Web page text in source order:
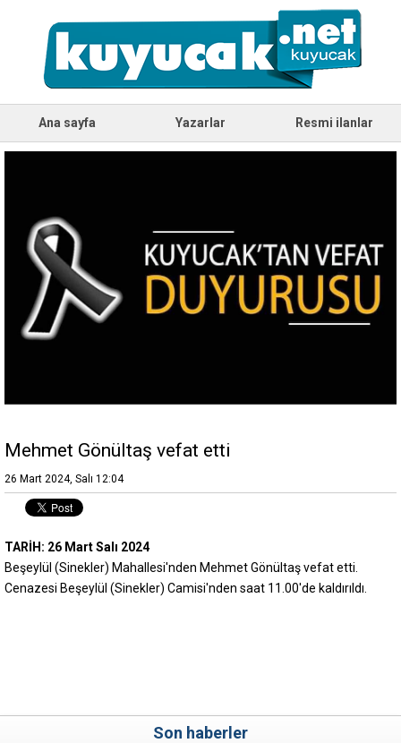
Ana sayfa Yazarlar Resmi ilanlar
Mehmet Gönültaş vefat etti
26 Mart 2024, Salı 12:04
TARİH: 26 Mart Salı 2024
Beşeylül (Sinekler) Mahallesi'nden Mehmet Gönültaş vefat etti.
Cenazesi Beşeylül (Sinekler) Camisi'nden saat 11.00'de kaldırıldı.
Son haberler